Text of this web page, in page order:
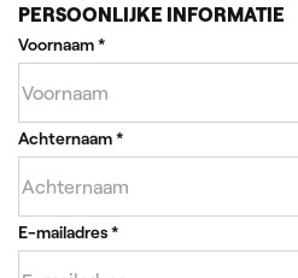
PERSOONLIJKE INFORMATIE
Voornaam*
Achternaam*
E-mailadres*